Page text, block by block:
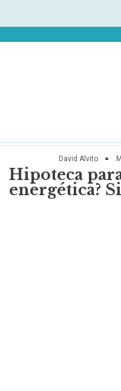
David Alvito
Hipoteca
energética?